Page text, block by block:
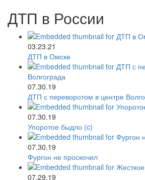
ДТП в России
03.23.21
ДТП в Омске
07.30.19
ДТП с переворотом в центре
07.30.19
Упоротое быдло (c)
07.30.19
Фургон не проскочил
07.29.19